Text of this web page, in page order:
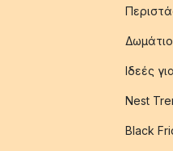
Δωμάτιο
Ιδεές
Nest
Black